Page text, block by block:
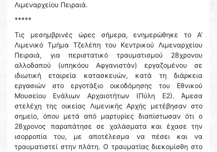
Λιμεναρχείου Πειραιά.
*****
Τις μεσημβρινές ώρες σήμερα, ενημερώθηκε το Α'
Λιμενικό Τμήμα Τζελέπη του Κεντρικού Λιμεναρχείου
Πειραιά, για περιστατικό τραυματισμού 28χρονου
αλλοδαπού (υπηκόου Αφγανιστάν) εργαζομένου σε
ιδιωτική εταιρεία κατασκευών, κατά τη διάρκεια
εργασιών στο εργοτάξιο οικοδόμησης του Εθνικού
Μουσείου Ενάλιων Αρχαιοτήτων (Πύλη Ε2). Άμεσα
στελέχη της οικείας Λιμενικής Αρχής μετέβησαν στο
σημείο, όπου μετά από μαρτυρίες διαπίστωσαν ότι ο
28χρονος παραπάτησε σε χαλάσματα και έχασε την
ισορροπία του, με αποτέλεσμα να πέσει και να
τραυματιστεί στην πλάτη. Ο τραυματίας διεκομίσθη στο